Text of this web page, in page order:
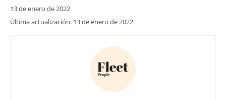
13 de enero de 2022
Última actualización: 13 de enero de 2022